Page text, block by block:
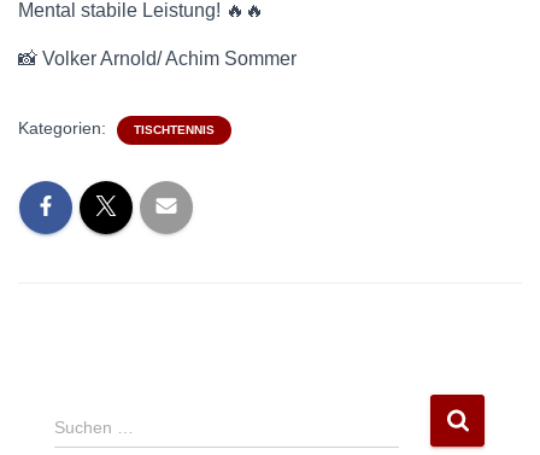
Mental stabile Leistung! 🔥🔥
📸 Volker Arnold/ Achim Sommer
Kategorien: TISCHTENNIS
S
u
Suchen …